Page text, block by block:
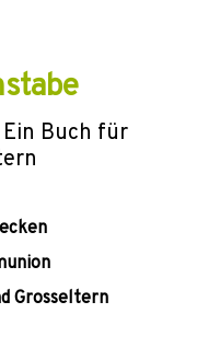
Buch für
Grosseltern